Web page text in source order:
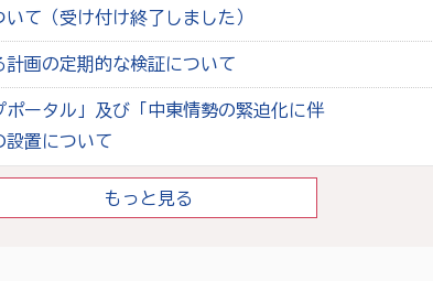
て（受け付け終了しました）
画の定期的な検証について
ポータル」及び「中東情勢の緊迫化に伴
設置について
もっと見る